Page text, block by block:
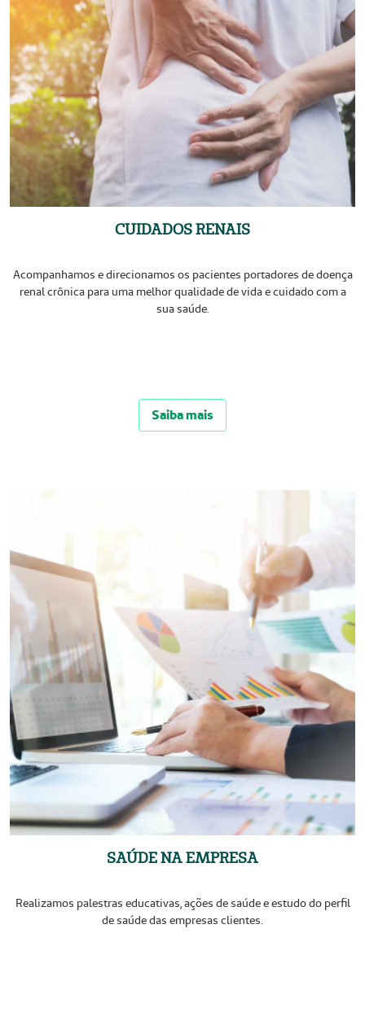
CUIDADOS RENAIS
Acompanhamos e direcionamos os pacientes portadores de doença
renal crônica para uma melhor qualidade de vida e cuidado com a
sua saúde.
Saiba mais
SAÚDE NA EMPRESA
Realizamos palestras educativas, ações de saúde e estudo do perfil
de saúde das empresas clientes.